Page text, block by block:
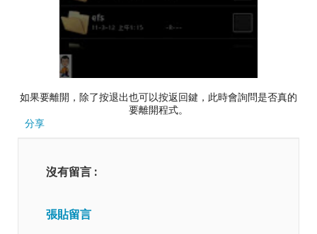
如果要離開，除了按退出也可以按返回鍵，此時會詢問是否真的
要離開程式。
分享
沒有留言 :
張貼留言